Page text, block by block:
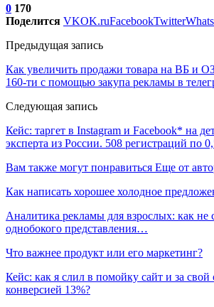
0 170
Поделится VKOK.ruFacebookTwitter
Предыдущая запись
Как увеличить продажи товара на ВБ и
160-ти с помощью закупа рекламы в
Следующая запись
Кейс: таргет в Instagram и Facebook* на
эксперта из России. 508 регистраций по
Вам также могут понравиться Еще от
Как написать хорошее холодное
Аналитика рекламы для взрослых: как не
однобокого представления…
Что важнее продукт или его маркетинг?
Кейс: как я слил в помойку сайт и за свой
конверсией 13%?